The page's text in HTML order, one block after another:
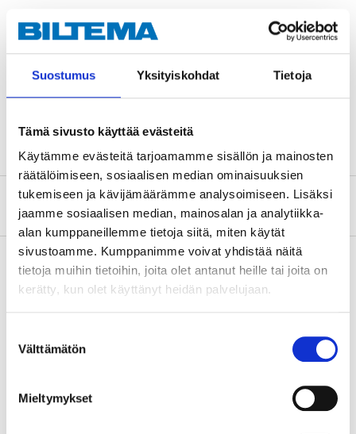
Suostumus Yksityiskohdat Tietoja
Tämä sivusto käyttää evästeitä
Käytämme evästeitä tarjoamamme sisällön ja mainosten
räätälöimiseen, sosiaalisen median ominaisuuksien
tukemiseen ja kävijämäärämme analysoimiseen. Lisäksi
jaamme sosiaalisen median, mainosalan ja analytiikka-
alan kumppaneillemme tietoja siitä, miten käytät
sivustoamme. Kumppanimme voivat yhdistää näitä
tietoja muihin tietoihin, joita olet antanut heille tai joita on
kerätty, kun olet käyttänyt heidän palvelujaan.
valinta
Välttämätön
Mieltymykset
Om tillverkaren
Köp & Hämta
Andra kunder köpte också